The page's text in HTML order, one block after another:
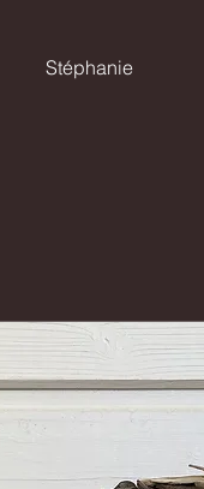
Stéphanie